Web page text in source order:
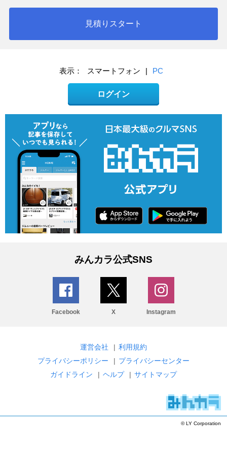
見積りスタート
表示： スマートフォン | PC
ログイン
みんカラ公式SNS
Facebook X Instagram
運営会社 | 利用規約
プライバシーポリシー
| プライバシーセンター
ガイドライン
| ヘルプ | サイトマップ
© LY Corporation